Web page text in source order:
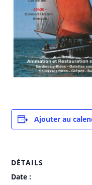
Ajouter au
DÉTAILS
Date :